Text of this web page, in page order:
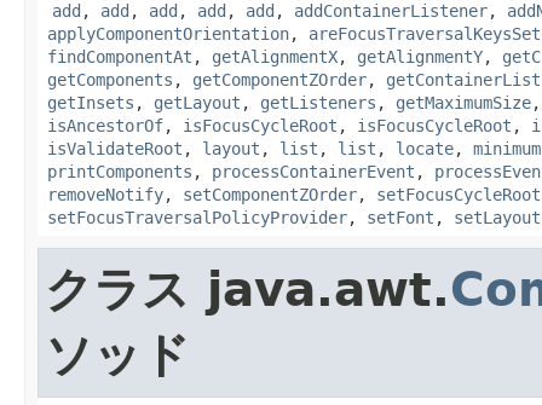
add , add , add , add , add , addContainerListener,
applyComponentOrientation, areFocusTraversalKeysSet
findComponentAt , getAlignmentX, getAlignmentY,
getComponents , getComponentZOrder,
getInsets , getLayout , getListeners , getMaximumSize
isAncestorOf, isFocusCycleRoot , isFocusCycleRoot ,
isValidateRoot , layout , list , list , locate,
printComponents , processContainerEvent ,
removeNotify, setComponentZOrder, setFocusCycleRoot
setFocusTraversalPolicyProvider, setFont , setLayout
クラス java.awt.
ソッド